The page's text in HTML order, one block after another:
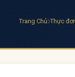
Trang Chủ Thực